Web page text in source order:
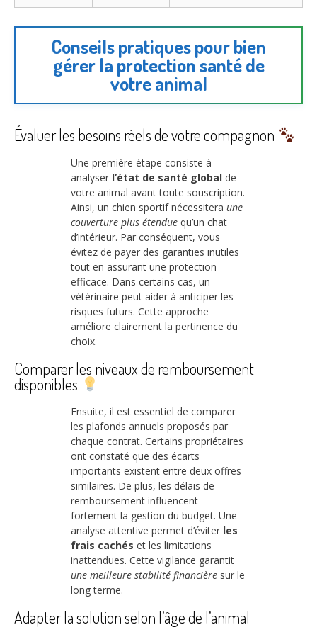
Conseils pratiques pour bien
gérer la protection santé de
votre animal
Évaluer les besoins réels de votre compagnon
Une première étape consiste à
analyser l’état de santé global de
votre animal avant toute souscription.
Ainsi, un chien sportif nécessitera une
couverture plus étendue qu’un chat
d’intérieur. Par conséquent, vous
évitez de payer des garanties inutiles
tout en assurant une protection
efficace. Dans certains cas, un
vétérinaire peut aider à anticiper les
risques futurs. Cette approche
améliore clairement la pertinence du
choix.
Comparer les niveaux de remboursement
disponibles
Ensuite, il est essentiel de comparer
les plafonds annuels proposés par
chaque contrat. Certains propriétaires
ont constaté que des écarts
importants existent entre deux offres
similaires. De plus, les délais de
remboursement influencent
fortement la gestion du budget. Une
analyse attentive permet d’éviter les
frais cachés et les limitations
inattendues. Cette vigilance garantit
une meilleure stabilité financière sur le
long terme.
Adapter la solution selon l’âge de l’animal